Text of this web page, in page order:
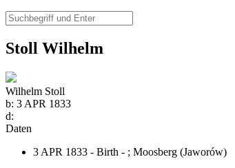
Stoll Wilhelm
Wilhelm Stoll
b: 3 APR 1833
d:
Daten
3 APR 1833 - Birth - ; Moosberg (Jaworów)